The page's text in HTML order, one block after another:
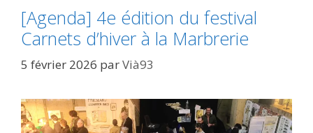
[Agenda] 4e édition du festival
Carnets d’hiver à la Marbrerie
5 février 2026 parVià93